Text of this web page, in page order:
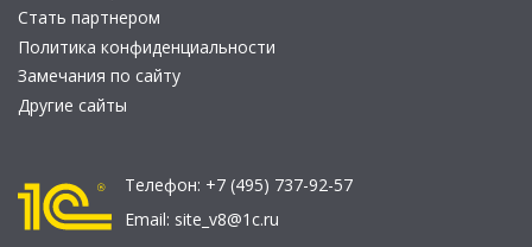
Стать партнером
Политика конфиденциальности
Замечания по сайту
Другие сайты
Телефон: +7 (495) 737-92-57
Email: site_v8@1c.ru